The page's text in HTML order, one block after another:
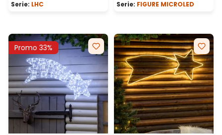
Serie: LHC
Serie: FIGURE MICROLED
Promo 33%